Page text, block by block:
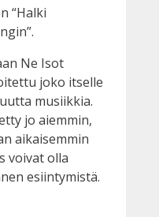
“Halki
Ne Isot
joko itselle
musiikkia.
jo aiemmin,
aikaisemmin
voivat olla
esiintymistä.